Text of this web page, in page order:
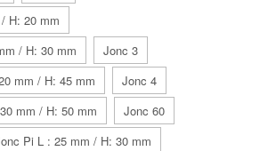
H: 20 mm
/ H: 30 mm
Jonc 3
mm / H: 45 mm
Jonc 4
mm / H: 50 mm
Jonc 60
Pi L : 25 mm / H: 30 mm